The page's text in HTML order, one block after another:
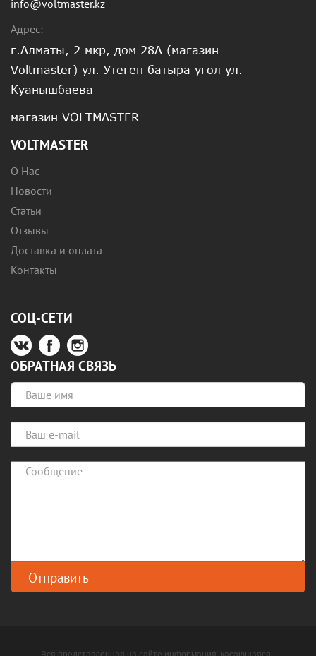
info@voltmaster.kz
Адрес:
г.Алматы, 2 мкр, дом 28А (магазин
Voltmaster) ул. Утеген батыра угол ул.
Куанышбаева
магазин VOLTMASTER
VOLTMASTER
О Нас
Новости
Статьи
Отзывы
Доставка и оплата
Контакты
СОЦ-СЕТИ
ОБРАТНАЯ СВЯЗЬ